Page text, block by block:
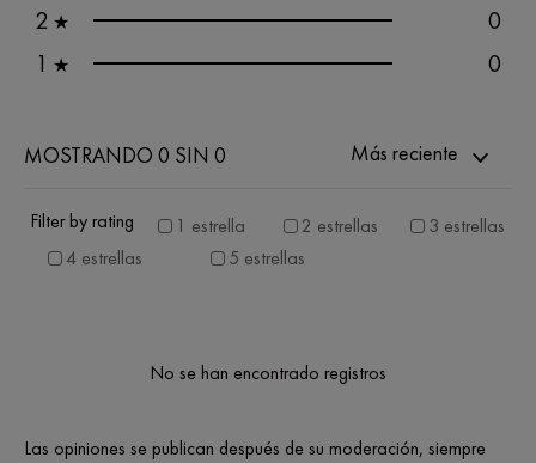
2 ★
0
1 ★ 0
MOSTRANDO 0 SIN 0 Más reciente
Filter by rating 1 estrella 2 estrellas
3 estrellas
4 estrellas
5 estrellas
No se han encontrado registros
Las opiniones se publican después de su moderación, siempre